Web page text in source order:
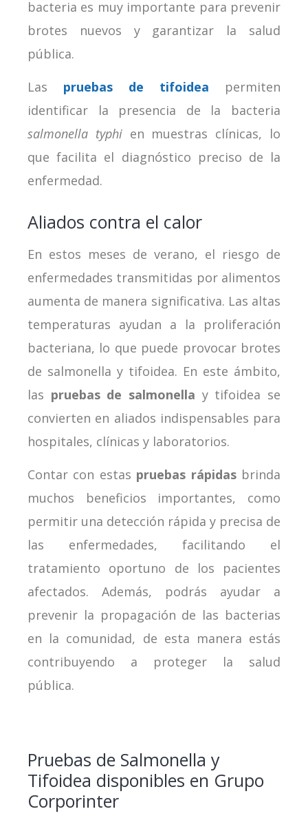
bacteria es muy importante para prevenir
brotes nuevos y garantizar la salud
pública.
Las pruebas de tifoidea permiten
identificar la presencia de la bacteria
salmonella typhien muestras clínicas, lo
que facilita el diagnóstico preciso de la
enfermedad.
Aliados contra el calor
En estos meses de verano, el riesgo de
enfermedades transmitidas por alimentos
aumenta de manera significativa. Las altas
temperaturas ayudan a la proliferación
bacteriana, lo que puede provocar brotes
de salmonella y tifoidea. En este ámbito,
las pruebas de salmonella y tifoidea se
convierten en aliados indispensables para
hospitales, clínicas y laboratorios.
Contar con estas pruebas rápidasbrinda
muchos beneficios importantes, como
permitir una detección rápida y precisa de
las enfermedades, facilitando el
tratamiento oportuno de los pacientes
afectados. Además, podrás ayudar a
prevenir la propagación de las bacterias
en la comunidad, de esta manera estás
contribuyendo a proteger la salud
pública.
Pruebas de Salmonella y
Tifoidea disponibles en Grupo
Corporinter